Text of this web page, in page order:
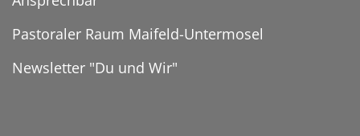
Pastoraler Raum Maifeld-Untermosel
Newsletter "Du und Wir"